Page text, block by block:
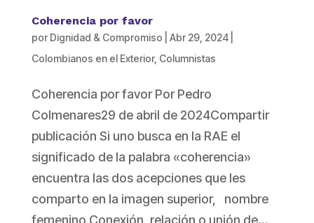
Coherencia por favor
por Dignidad & Compromiso Abr 29, 2024|
Colombianos en el Exterior, Columnistas
Coherencia por favor Por Pedro
Colmenares29 de abril de 2024Compartir
publicación Si uno busca en la RAE el
significado de la palabra «coherencia»
encuentra las dos acepciones que les
comparto en la imagen superior, nombre
femenino Conexión, relación o unión de...